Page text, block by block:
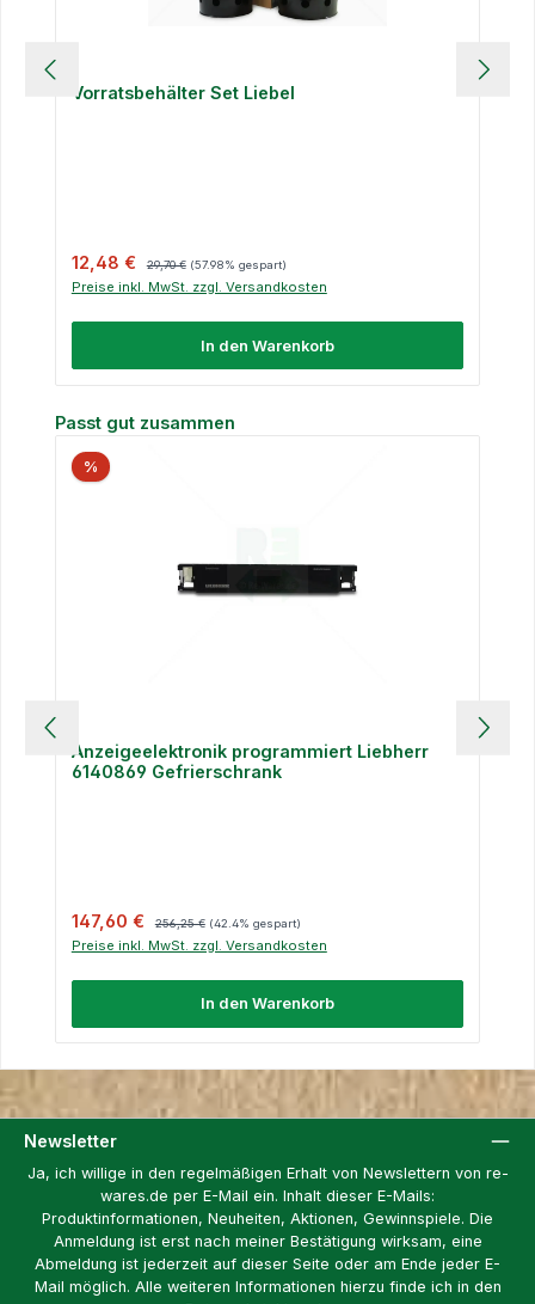
Vorratsbehälter Set Liebel
Verkaufspreis:
12,48 € 29,70 € (57.98% gespart)
Preise inkl. MwSt. zzgl. Versandkosten
In den Warenkorb
Produktgalerie überspringen
Passt gut zusammen
%
Anzeigeelektronik programmiert Liebherr
6140869 Gefrierschrank
Verkaufspreis:
147,60 € 256,25 € (42.4% gespart)
Preise inkl. MwSt. zzgl. Versandkosten
In den Warenkorb
Newsletter
Ja, ich willige in den regelmäßigen Erhalt von Newslettern von re-
wares.de per E-Mail ein. Inhalt dieser E-Mails:
Produktinformationen, Neuheiten, Aktionen, Gewinnspiele. Die
Anmeldung ist erst nach meiner Bestätigung wirksam, eine
Abmeldung ist jederzeit auf dieser Seite oder am Ende jeder E-
Mail möglich. Alle weiteren Informationen hierzu finde ich in den